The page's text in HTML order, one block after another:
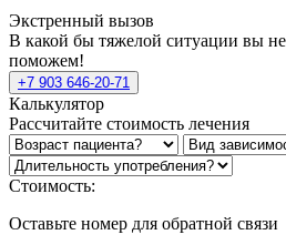
Экстренный вызов
В какой бы тяжелой ситуации вы
поможем!
+7 903 646-20-71
Калькулятор
Рассчитайте стоимость лечения
Стоимость:
Оставьте номер для обратной связи